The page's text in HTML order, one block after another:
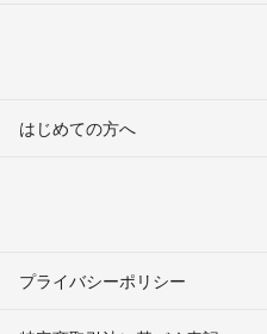
はじめての方へ
プライバシーポリシー